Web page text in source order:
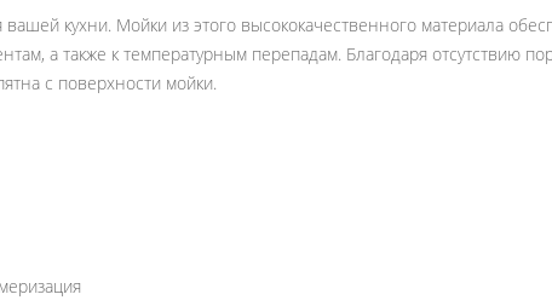
кухни. Мойки из этого высококачественного материала
а также к температурным перепадам. Благодаря отсутствию
с поверхности мойки.